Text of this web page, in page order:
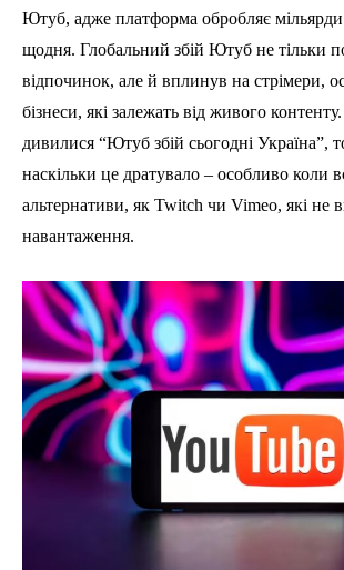
Ютуб, адже платформа обробляє мільярди
щодня. Глобальний збій Ютуб не тільки
відпочинок, але й вплинув на стрімери,
бізнеси, які залежать від живого
дивилися “Ютуб збій сьогодні Україна”,
наскільки це дратувало – особливо коли
альтернативи, як Twitch чи Vimeo, які не
навантаження.